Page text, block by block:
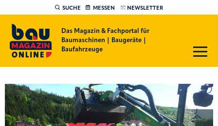
SUCHE MESSEN NEWSLETTER
Das Magazin & Fachportal für
Baumaschinen | Baugeräte |
Baufahrzeuge